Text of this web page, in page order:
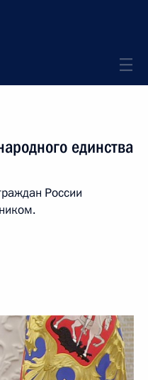
единства
России